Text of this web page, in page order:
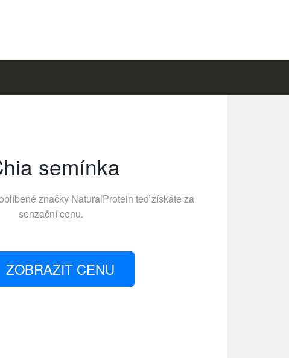
semínka
značky NaturalProtein teď získáte za
senzační cenu.
ZOBRAZIT CENU